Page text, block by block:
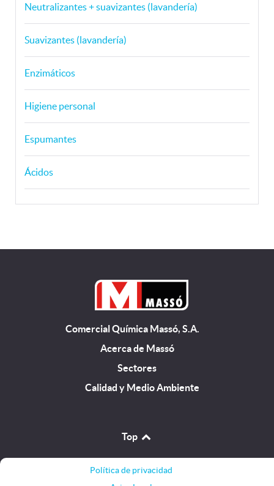
Neutralizantes + suavizantes (lavandería)
Suavizantes (lavandería)
Enzimáticos
Higiene personal
Espumantes
Ácidos
Comercial Química Massó, S.A.
Acerca de Massó
Sectores
Calidad y Medio Ambiente
Top
Política de privacidad